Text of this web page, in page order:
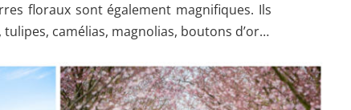
floraux sont également magnifiques. Ils
camélias, magnolias, boutons d’or…